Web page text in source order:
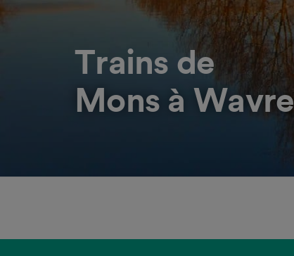
Trains de
Mons à Wavre